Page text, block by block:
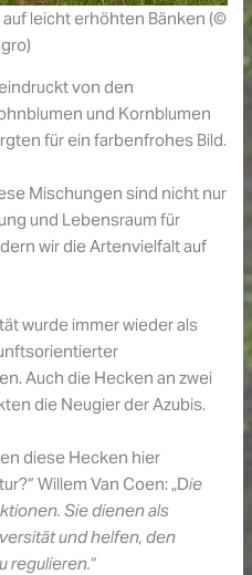
leicht erhöhten Bänken (©
von den
und Kornblumen
für ein farbenfrohes Bild.
Mischungen sind nicht nur
und Lebensraum für
wir die Artenvielfalt auf
wurde immer wieder als
Auch die Hecken an zwei
die Neugier der Azubis.
diese Hecken hier
Willem Van Coen: „Die
Sie dienen als
und helfen, den
regulieren.“